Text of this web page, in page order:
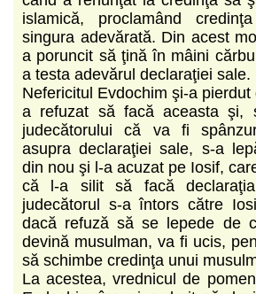
islamică, proclamând
singura adevărată. Din acest
a poruncit să ţină în mâini
a testa adevărul declaraţiei sale.
Nefericitul Evdochim şi-a
a refuzat să facă aceasta şi,
judecătorului că va fi
asupra declaraţiei sale, s-a
din nou şi l-a acuzat pe Iosif,
că l-a silit să facă
judecătorul s-a întors către
dacă refuză să se lepede de
devină musulman, va fi ucis,
să schimbe credinţa unui
La acestea, vrednicul de